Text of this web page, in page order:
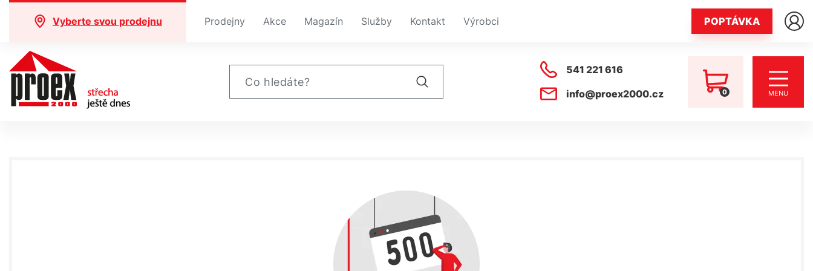
Vyberte svou prodejnu Prodejny Akce Magazín Služby Kontakt Výrobci POPTÁVKA
541 221 616
info@proex2000.cz
0 MENU